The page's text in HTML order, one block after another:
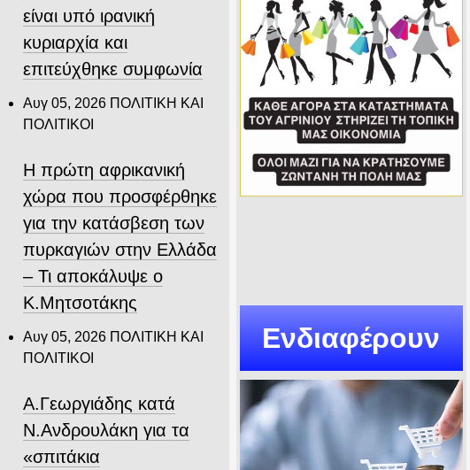
είναι υπό ιρανική
κυριαρχία και
επιτεύχθηκε συμφωνία
Αυγ 05, 2026 ΠΟΛΙΤΙΚΗ ΚΑΙ
ΠΟΛΙΤΙΚΟΙ
Η πρώτη αφρικανική
χώρα που προσφέρθηκε
για την κατάσβεση των
πυρκαγιών στην Ελλάδα
– Τι αποκάλυψε ο
Κ.Μητσοτάκης
Αυγ 05, 2026 ΠΟΛΙΤΙΚΗ ΚΑΙ
ΠΟΛΙΤΙΚΟΙ
Α.Γεωργιάδης κατά
Ν.Ανδρουλάκη για τα
«σπιτάκια
Ενδιαφέρουν